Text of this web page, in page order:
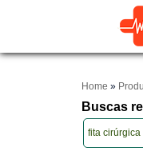
Home »
Buscas
fita